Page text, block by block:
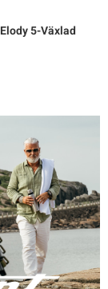
Elody 5-Växlad